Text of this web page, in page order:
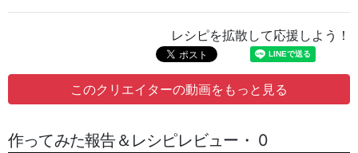
レシピを拡散して応援しよう！
このクリエイターの動画をもっと見る
作ってみた報告＆レシピレビュー・ 0